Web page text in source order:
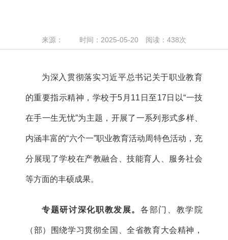
来源： 时间：2025-05-20 阅读： 438次
为深入贯彻落实习近平总书记关于职业教育
的重要指示精神，学校于5月11日至17日以“一技
在手一生无忧”为主题，开展了一系列形式多样、
内涵丰富的“六个一”职业教育活动周特色活动，充
分展现了学校在产教融合、技能育人、服务社会
等方面的丰硕成果。
专题研讨深化职教发展。各部门、教学院
（部）围绕学习贯彻全国、全省教育大会精神，